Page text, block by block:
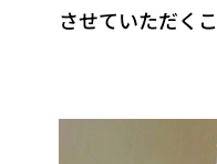
させていただくこ